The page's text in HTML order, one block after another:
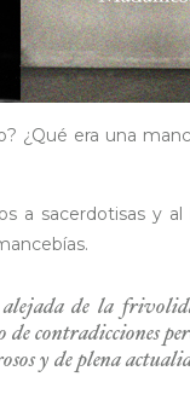
¿Qué era una
a sacerdotisas y
alejada de la
contradicciones
y de plena